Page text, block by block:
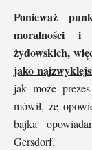
Ponieważ
moralności i
żydowskich,
jako
jak może
mówił, że
bajka
Gersdorf.